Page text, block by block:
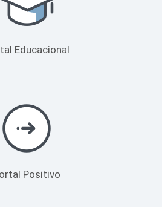
Educacional
Positivo